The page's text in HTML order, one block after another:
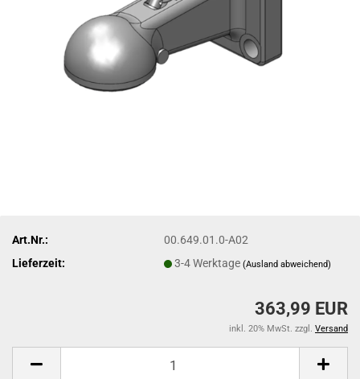
Art.Nr.:
00.649.01.0-A02
Lieferzeit:
3-4 Werktage(Ausland abweichend)
363,99 EUR
inkl. 20% MwSt. zzgl. Versand